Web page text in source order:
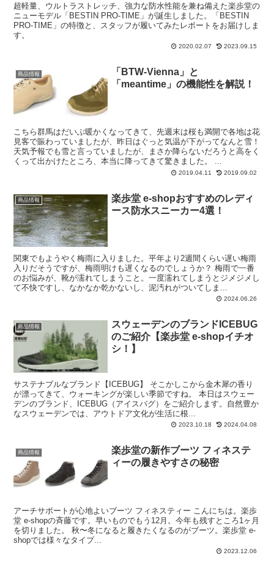
超軽量、ウルトラストレッチ、強力な防水性能を兼ね備えた楽歩堂の
ニューモデル「BESTIN PRO-TIME」が誕生しました。「BESTIN
PRO-TIME」の特徴と、スタッフが履いてみたレポートをお届けしま
す。
2020.02.07 2023.09.15
商品情報
「BTW-Vienna」と
「meantime」の機能性を解説！
こちら群馬はだいぶ暖かくなってきて、先週末は桜も満開で各地は花
見客で賑わっていましたが、昨日はぐっと気温が下がってなんと雪！
天気予報でも雪と言っていましたが、まさか降らないだろうと高をく
くって出かけたところ、本当に降ってきて驚きました。 ...
2019.04.11 2019.09.02
商品情報
楽歩堂 e-shopおすすめのレディ
ース防水スニーカー4選！
関東でもようやく梅雨に入りました。平年より2週間くらい遅い梅雨
入りだそうですが、梅雨明けも遅くなるのでしょうか？ 梅雨で一番
のお悩みが、靴が濡れてしまうこと。一度濡れてしまうとジメジメし
て不快ですし、なかなか乾かないし、泥汚れがついてしま...
2024.06.26
商品情報
スウェーデンのブランドICEBUG
のご紹介【楽歩堂 e-shopイチオ
シ！】
サステナブルなブランド【ICEBUG】 そこかしこから金木犀の香り
が漂ってきて、ウォーキングが楽しい季節ですね。 本日はスウェー
デンのブランド、ICEBUG（アイスバグ）をご紹介します。自然豊か
なスウェーデンでは、アウトドア文化が生活に根...
2023.10.18 2024.04.08
商品情報
楽歩堂の新作ブーツ フィネステ
ィーの履きやすさの秘密
アーチサポートが心地よいブーツ フィネスティー こんにちは。楽歩
堂 e-shopの斉藤です。早いものでもう12月。今年も残すところ1ヶ月
を切りました。 秋〜冬になると履きたくなるのがブーツ。楽歩堂 e-
shopでは様々なタイプ...
2023.12.06